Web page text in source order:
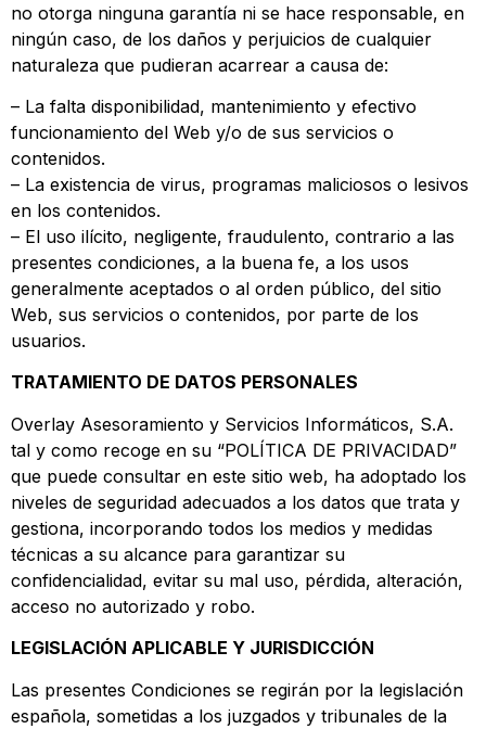
no otorga ninguna garantía ni se hace responsable, en
ningún caso, de los daños y perjuicios de cualquier
naturaleza que pudieran acarrear a causa de:
– La falta disponibilidad, mantenimiento y efectivo
funcionamiento del Web y/o de sus servicios o
contenidos.
– La existencia de virus, programas maliciosos o lesivos
en los contenidos.
– El uso ilícito, negligente, fraudulento, contrario a las
presentes condiciones, a la buena fe, a los usos
generalmente aceptados o al orden público, del sitio
Web, sus servicios o contenidos, por parte de los
usuarios.
TRATAMIENTO DE DATOS PERSONALES
Overlay Asesoramiento y Servicios Informáticos, S.A.
tal y como recoge en su “POLÍTICA DE PRIVACIDAD”
que puede consultar en este sitio web, ha adoptado los
niveles de seguridad adecuados a los datos que trata y
gestiona, incorporando todos los medios y medidas
técnicas a su alcance para garantizar su
confidencialidad, evitar su mal uso, pérdida, alteración,
acceso no autorizado y robo.
LEGISLACIÓN APLICABLE Y JURISDICCIÓN
Las presentes Condiciones se regirán por la legislación
española, sometidas a los juzgados y tribunales de la